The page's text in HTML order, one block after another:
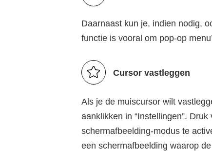
Daarnaast kun je, indien nodig,
functie is vooral om pop-op
Cursor vastleggen
Als je de muiscursor wilt
aanklikken in “Instellingen”.
schermafbeelding-modus te
een schermafbeelding waarop